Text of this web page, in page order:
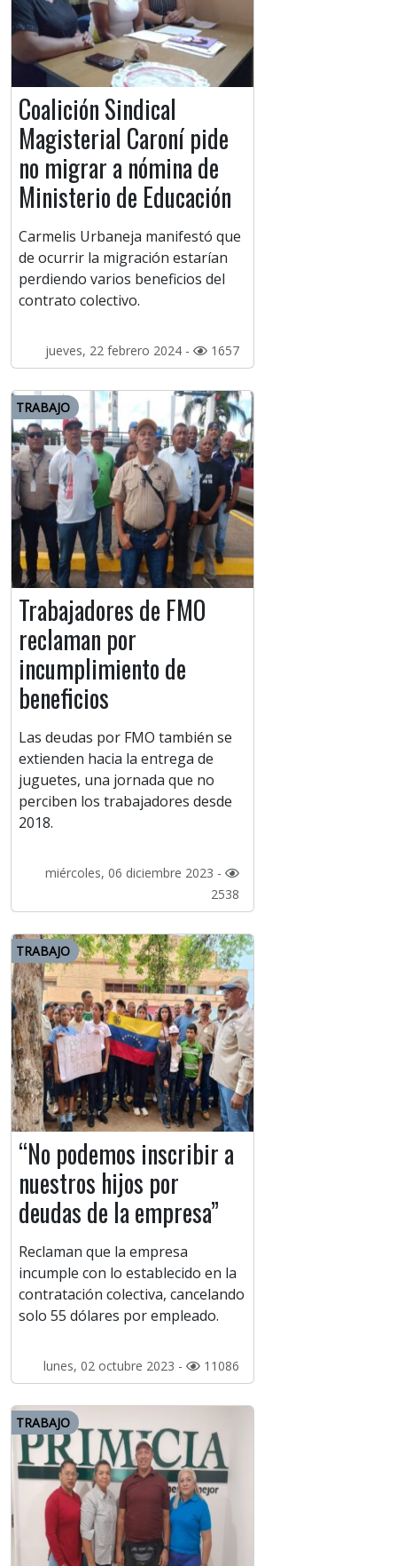
Coalición Sindical
Magisterial Caroní pide
no migrar a nómina de
Ministerio de Educación
Carmelis Urbaneja manifestó que
de ocurrir la migración estarían
perdiendo varios beneficios del
contrato colectivo.
jueves, 22 febrero 2024 - 1657
TRABAJO
Trabajadores de FMO
reclaman por
incumplimiento de
beneficios
Las deudas por FMO también se
extienden hacia la entrega de
juguetes, una jornada que no
perciben los trabajadores desde
2018.
miércoles, 06 diciembre 2023 -
2538
TRABAJO
“No podemos inscribir a
nuestros hijos por
deudas de la empresa”
Reclaman que la empresa
incumple con lo establecido en la
contratación colectiva, cancelando
solo 55 dólares por empleado.
lunes, 02 octubre 2023 - 11086
TRABAJO